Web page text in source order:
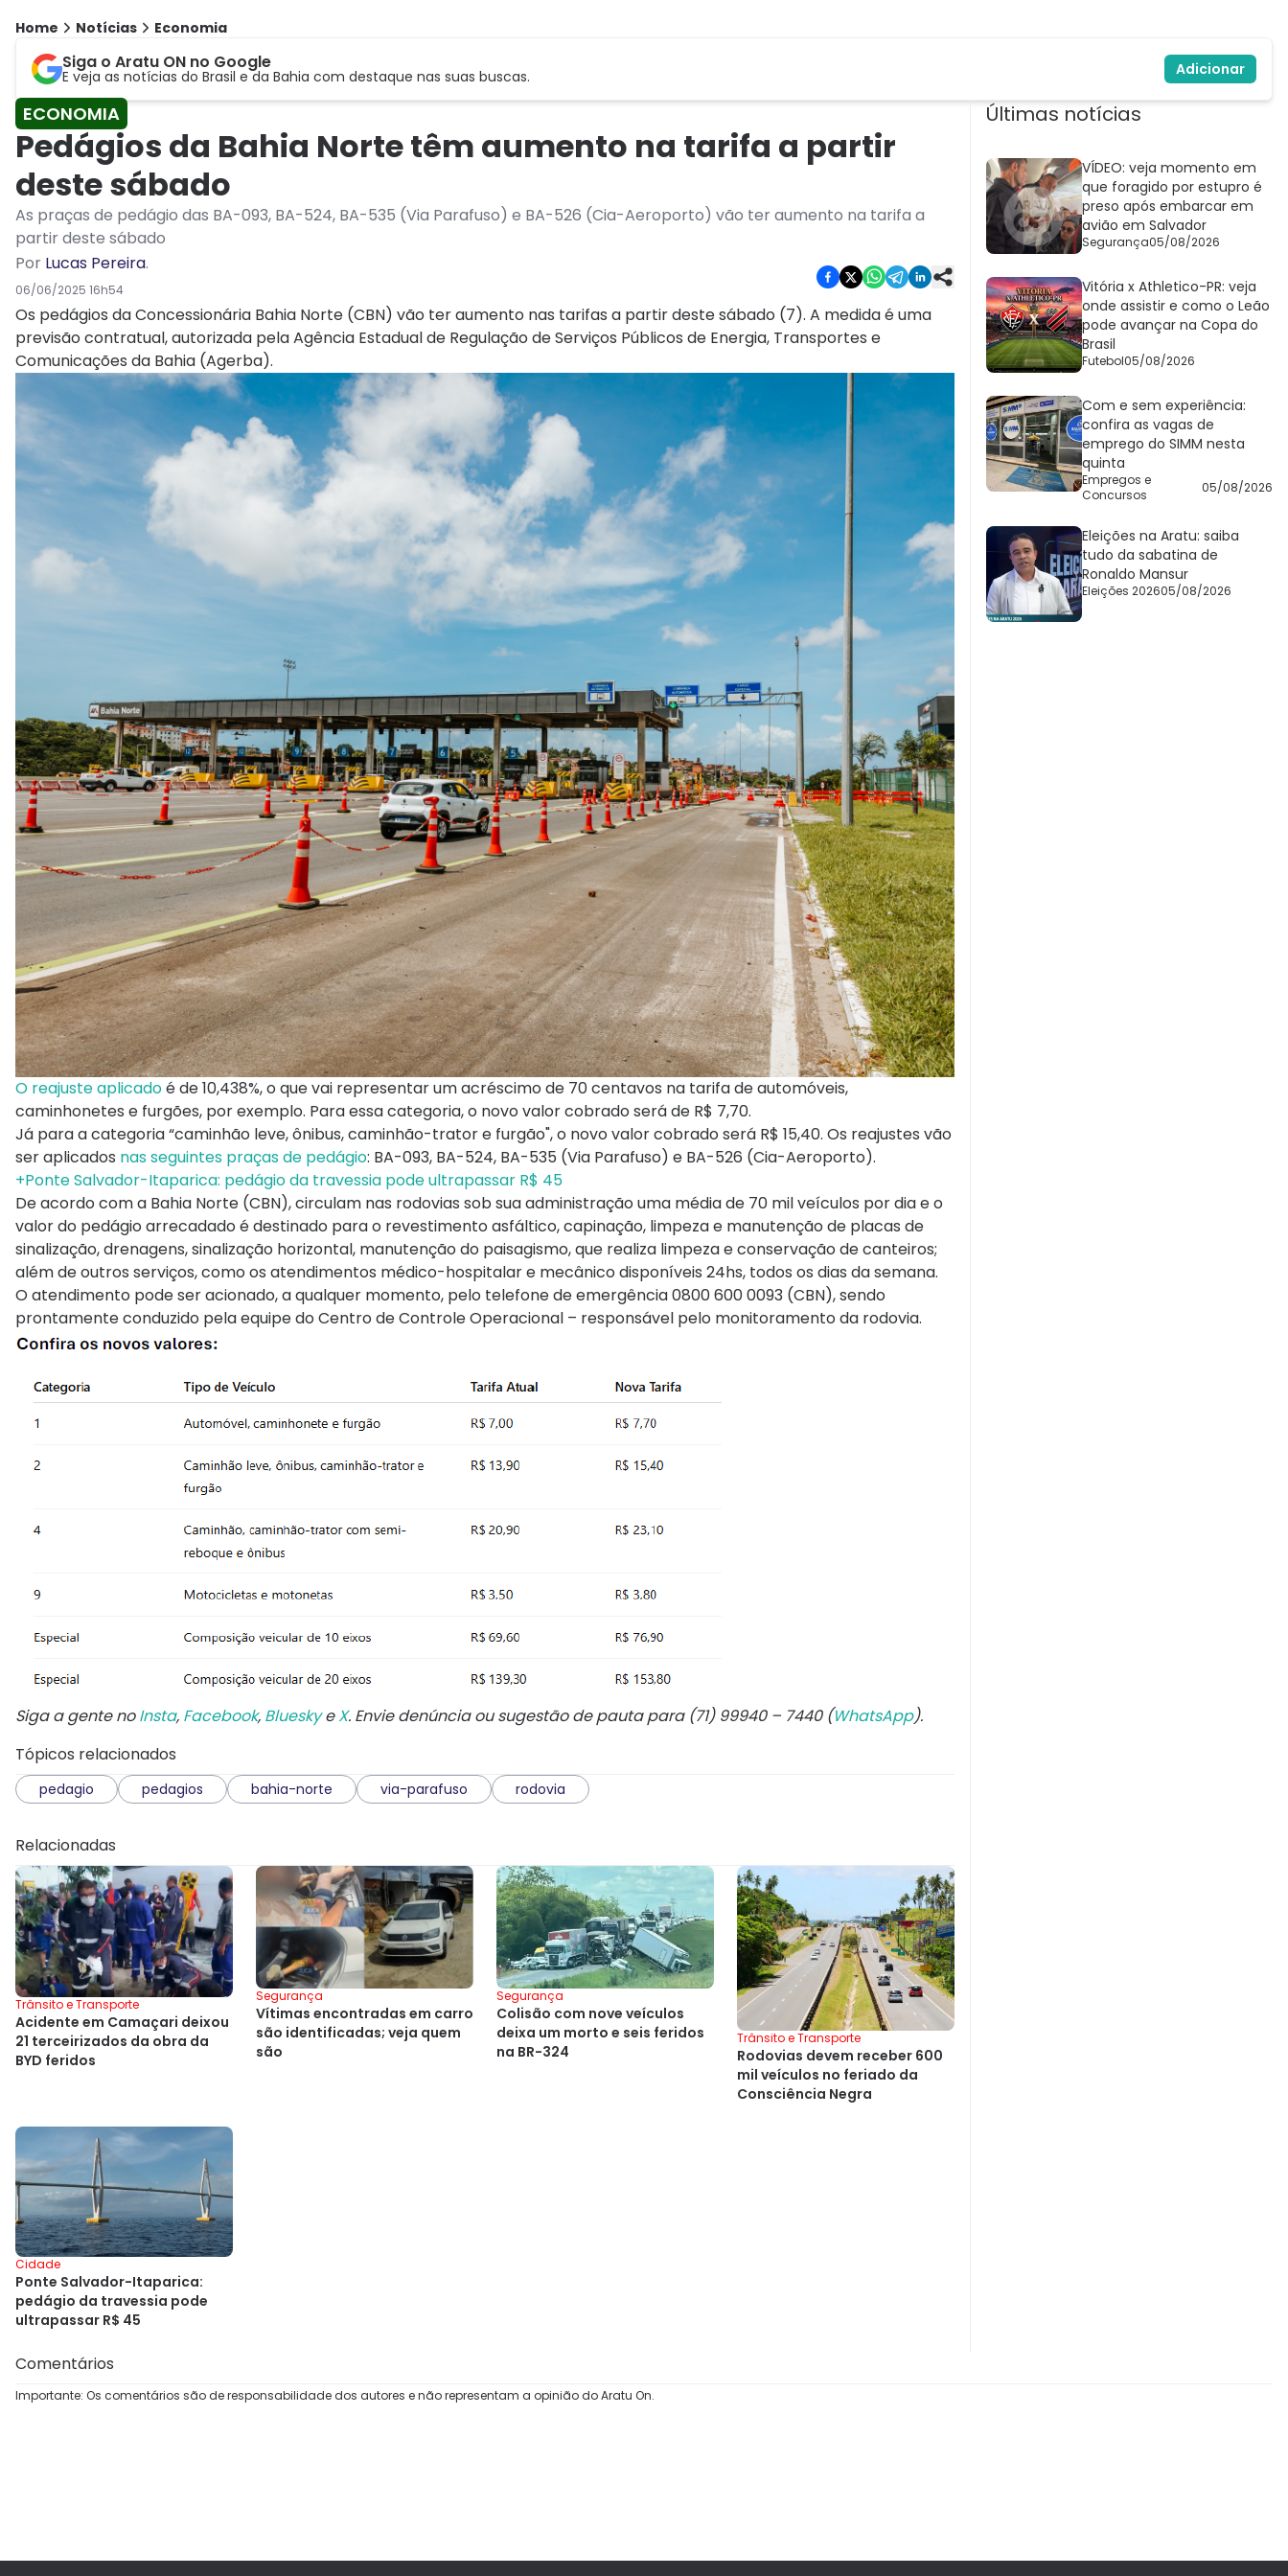
Home Notícias Economia
Siga o Aratu ON no Google
E veja as notícias do Brasil e da Bahia com destaque nas suas buscas. Adicionar
ECONOMIA
Pedágios da Bahia Norte têm aumento na tarifa a partir
deste sábado
As praças de pedágio das BA-093, BA-524, BA-535 (Via Parafuso) e BA-526 (Cia-Aeroporto) vão ter aumento na tarifa a
partir deste sábado
Por Lucas Pereira.
06/06/2025 16h54
Os pedágios da Concessionária Bahia Norte (CBN) vão ter aumento nas tarifas a partir deste sábado (7). A medida é uma
previsão contratual, autorizada pela Agência Estadual de Regulação de Serviços Públicos de Energia, Transportes e
Comunicações da Bahia (Agerba).
O reajuste aplicadoé de 10,438%, o que vai representar um acréscimo de 70 centavos na tarifa de automóveis,
caminhonetes e furgões, por exemplo. Para essa categoria, o novo valor cobrado será de R$ 7,70.
Já para a categoria “caminhão leve, ônibus, caminhão-trator e furgão", o novo valor cobrado será R$ 15,40. Os reajustes vão
ser aplicados nas seguintes praças de pedágio: BA-093, BA-524, BA-535 (Via Parafuso) e BA-526 (Cia-Aeroporto).
+Ponte Salvador-Itaparica: pedágio da travessia pode ultrapassar R$ 45
De acordo com a Bahia Norte (CBN), circulam nas rodovias sob sua administração uma média de 70 mil veículos por dia e o
valor do pedágio arrecadado é destinado para o revestimento asfáltico, capinação, limpeza e manutenção de placas de
sinalização, drenagens, sinalização horizontal, manutenção do paisagismo, que realiza limpeza e conservação de canteiros;
além de outros serviços, como os atendimentos médico-hospitalar e mecânico disponíveis 24hs, todos os dias da semana.
O atendimento pode ser acionado, a qualquer momento, pelo telefone de emergência 0800 600 0093 (CBN), sendo
prontamente conduzido pela equipe do Centro de Controle Operacional – responsável pelo monitoramento da rodovia.
Siga a gente noInsta, Facebook, BlueskyeX. Envie denúncia ou sugestão de pauta para (71) 99940 – 7440 (WhatsApp).
Tópicos relacionados
pedagio pedagios bahia-norte via-parafuso rodovia
Relacionadas
Trânsito e Transporte
Acidente em Camaçari deixou
21 terceirizados da obra da
BYD feridos
Segurança
Vítimas encontradas em carro
são identificadas; veja quem
são
Segurança
Colisão com nove veículos
deixa um morto e seis feridos
na BR-324
Trânsito e Transporte
Rodovias devem receber 600
mil veículos no feriado da
Consciência Negra
Cidade
Ponte Salvador-Itaparica:
pedágio da travessia pode
ultrapassar R$ 45
Últimas notícias
VÍDEO: veja momento em
que foragido por estupro é
preso após embarcar em
avião em Salvador
Segurança05/08/2026
Vitória x Athletico-PR: veja
onde assistir e como o Leão
pode avançar na Copa do
Brasil
Futebol05/08/2026
Com e sem experiência:
confira as vagas de
emprego do SIMM nesta
quinta
Empregos e
Concursos
05/08/2026
Eleições na Aratu: saiba
tudo da sabatina de
Ronaldo Mansur
Eleições 202605/08/2026
Comentários
Importante: Os comentários são de responsabilidade dos autores e não representam a opinião do Aratu On.